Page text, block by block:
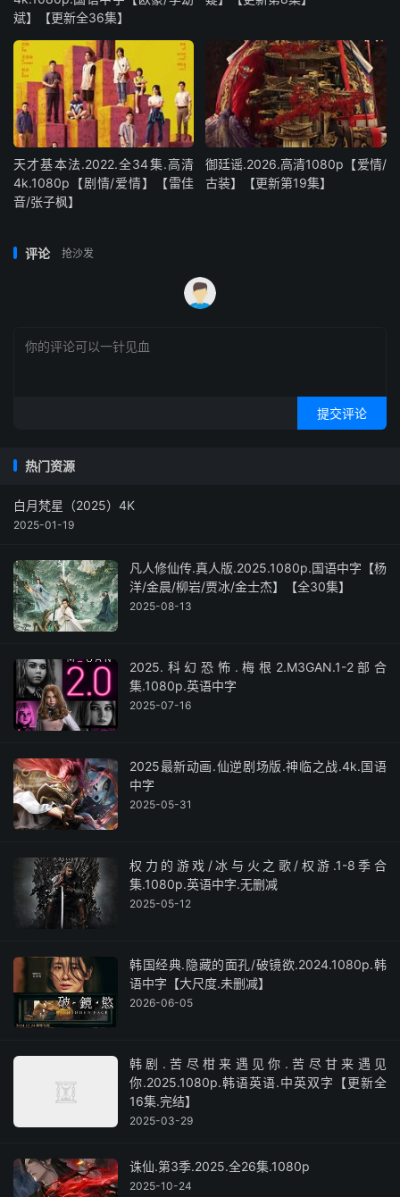
斌】【更新全36集】
天才基本法.2022.全34集.高清
4k.1080p【剧情/爱情】【雷佳
音/张子枫】
御廷谣.2026.高清1080p【爱情/
古装】【更新第19集】
评论 抢沙发
提交评论
热门资源
白月梵星（2025）4K
2025-01-19
凡人修仙传.真人版.2025.1080p.国语中字【杨
洋/金晨/柳岩/贾冰/金士杰】【全30集】
2025-08-13
2025.科幻恐怖.梅根2.M3GAN.1-2部合
集.1080p.英语中字
2025-07-16
2025最新动画.仙逆剧场版.神临之战.4k.国语
中字
2025-05-31
权力的游戏/冰与火之歌/权游.1-8季合
集.1080p.英语中字.无删减
2025-05-12
韩国经典.隐藏的面孔/破镜欲.2024.1080p.韩
语中字【大尺度.未删减】
2026-06-05
韩剧.苦尽柑来遇见你.苦尽甘来遇见
你.2025.1080p.韩语英语.中英双字【更新全
16集.完结】
2025-03-29
诛仙.第3季.2025.全26集.1080p
2025-10-24